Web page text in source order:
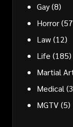
Gay(8)
Horror
Law(12)
Life (185)
Martial
Medical
MGTV(5)